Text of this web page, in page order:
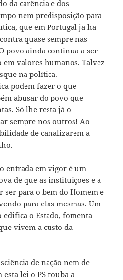
da carência e dos
nem predisposição para
que em Portugal já há
quase sempre nas
povo ainda continua a ser
valores humanos. Talvez
na política.
podem fazer o que
abusar do povo que
Só lhe resta já o
sempre nos outros! Ao
de canalizarem a
entrada em vigor é um
de que as instituições e a
ser para o bem do Homem e
para elas mesmas. Um
edifica o Estado, fomenta
vivem a custo da
de nação nem de
lei o PS rouba a